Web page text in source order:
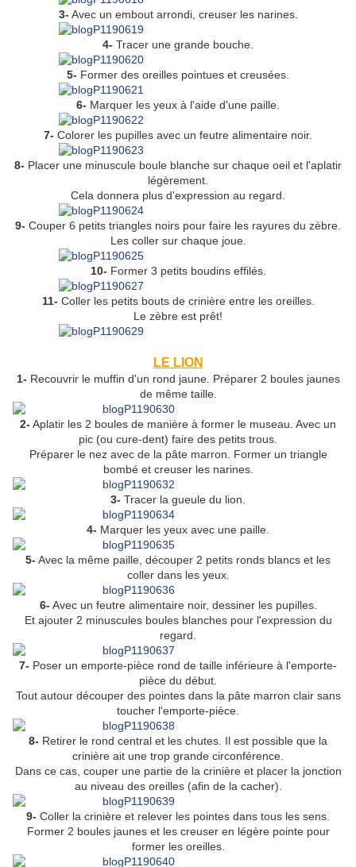
3- Avec un embout arrondi, creuser les narines.
4- Tracer une grande bouche.
5- Former des oreilles pointues et creusées.
6- Marquer les yeux à l'aide d'une paille.
7- Colorer les pupilles avec un feutre alimentaire noir.
8- Placer une minuscule boule blanche sur chaque oeil et l'aplatir
légèrement.
Cela donnera plus d'expression au regard.
9- Couper 6 petits triangles noirs pour faire les rayures du zèbre.
Les coller sur chaque joue.
10- Former 3 petits boudins effilés.
11- Coller les petits bouts de crinière entre les oreilles.
Le zèbre est prêt!
LE LION
1- Recouvrir le muffin d'un rond jaune. Préparer 2 boules jaunes
de même taille.
2- Aplatir les 2 boules de manière à former le museau. Avec un
pic (ou cure-dent) faire des petits trous.
Préparer le nez avec de la pâte marron. Former un triangle
bombé et creuser les narines.
3- Tracer la gueule du lion.
4- Marquer les yeux avec une paille.
5- Avec la même paille, découper 2 petits ronds blancs et les
coller dans les yeux.
6- Avec un feutre alimentaire noir, dessiner les pupilles.
Et ajouter 2 minuscules boules blanches pour l'expression du
regard.
7- Poser un emporte-pièce rond de taille inférieure à l'emporte-
pièce du début.
Tout autour découper des pointes dans la pâte marron clair sans
toucher l'emporte-pièce.
8- Retirer le rond central et les chutes. Il est possible que la
crinière ait une trop grande circonférence.
Dans ce cas, couper une partie de la crinière et placer la jonction
au niveau des oreilles (afin de la cacher).
9- Coller la crinière et relever les pointes dans tous les sens.
Former 2 boules jaunes et les creuser en légère pointe pour
former les oreilles.